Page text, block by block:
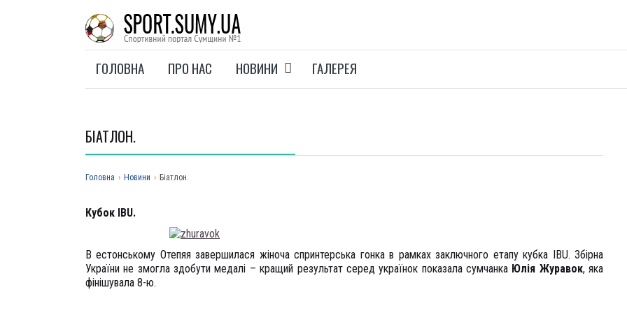
ГОЛОВНА ПРО НАС НОВИНИ ГАЛЕРЕЯ
БІАТЛОН.
Головна › Новини › Біатлон.
Кубок IBU.
В естонському Отепяя завершилася жіноча спринтерська гонка в рамках заключного етапу кубка IBU. Збірна
України не змогла здобути медалі – кращий результат серед українок показала сумчанка Юлія Журавок, яка
фінішувала 8-ю.